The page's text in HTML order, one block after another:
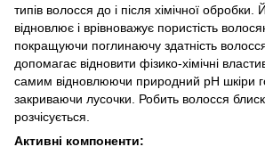
типів волосся до і після хімічної
відновлює і врівноважує пористість
покращуючи поглинаючу здатність
допомагає відновити фізико-хімічні
самим відновлюючи природний pH шкіри
закриваючи лусочки. Робить волосся
розчісується.
Активні компоненти: